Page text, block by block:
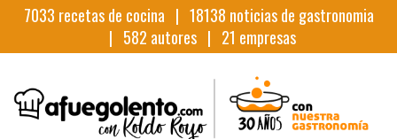
7033 recetas de cocina | 18138 noticias de gastronomia
| 582 autores | 21 empresas